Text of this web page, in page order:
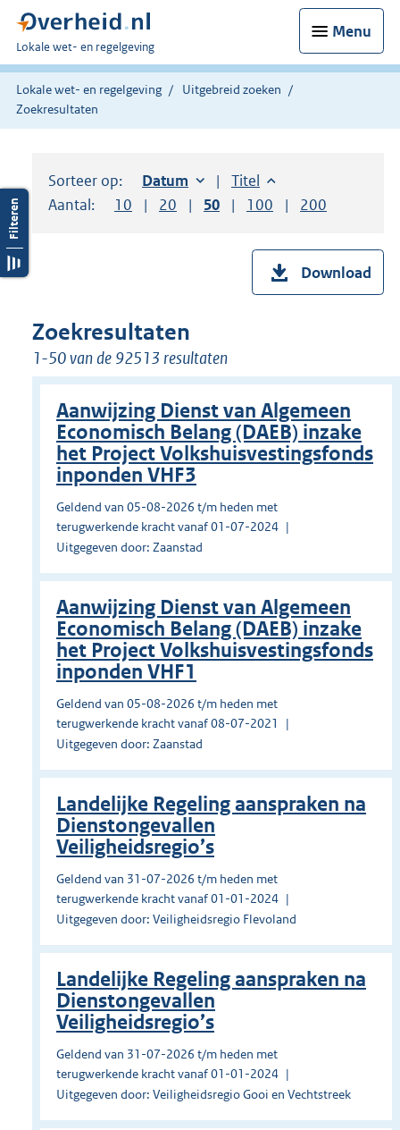
Menu
U
bent
hier:
Lokale wet- en regelgeving
Lokale wet- en regelgeving
Uitgebreid zoeken
Zoekresultaten
Sorteer op: Sorteer op:
Datum oplopendSorteer op:
Titel oplopend
Aantal:
Toon
10 resultaten per pagina
Toon
20 resultaten per pagina
Toon
50 resultaten per pagina
Toon
100 resultaten per
Toon
200
Download
Zoekresultaten
1-50 van de 92513 resultaten
Aanwijzing Dienst van Algemeen
Economisch Belang (DAEB) inzake
het Project Volkshuisvestingsfonds
inponden VHF3
Geldend van 05-08-2026 t/m heden met
terugwerkende kracht vanaf 01-07-2024
Uitgegeven door: Zaanstad
Aanwijzing Dienst van Algemeen
Economisch Belang (DAEB) inzake
het Project Volkshuisvestingsfonds
inponden VHF1
Geldend van 05-08-2026 t/m heden met
terugwerkende kracht vanaf 08-07-2021
Uitgegeven door: Zaanstad
Landelijke Regeling aanspraken na
Dienstongevallen
Veiligheidsregio’s
Geldend van 31-07-2026 t/m heden met
terugwerkende kracht vanaf 01-01-2024
Uitgegeven door: Veiligheidsregio Flevoland
Landelijke Regeling aanspraken na
Dienstongevallen
Veiligheidsregio’s
Geldend van 31-07-2026 t/m heden met
terugwerkende kracht vanaf 01-01-2024
Uitgegeven door: Veiligheidsregio Gooi en Vechtstreek